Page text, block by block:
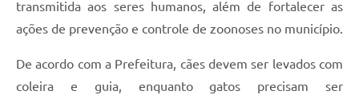
transmitida aos seres humanos, além de fortalecer as
ações de prevenção e controle de zoonoses no município.
De acordo com a Prefeitura, cães devem ser levados com
coleira e guia, enquanto gatos precisam ser